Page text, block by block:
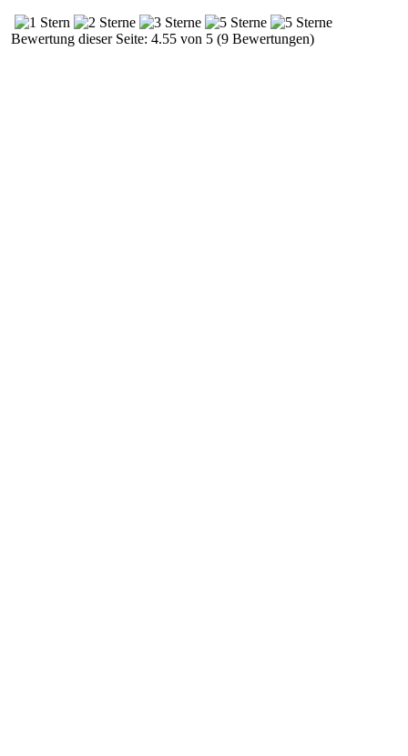
Bewertung dieser Seite: 4.55 von 5 (9 Bewertungen)